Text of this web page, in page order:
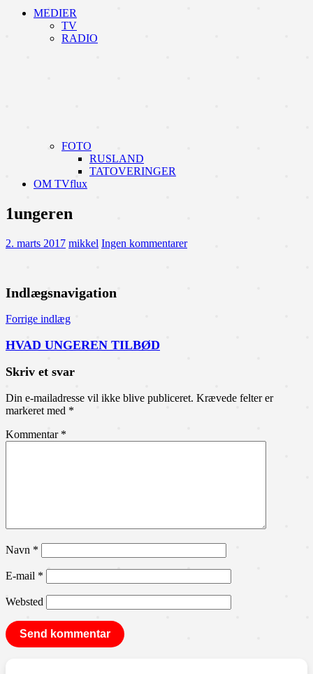
MEDIER
TV
RADIO
FOTO
RUSLAND
TATOVERINGER
OM TVflux
1ungeren
2. marts 2017 mikkel Ingen kommentarer
Indlægsnavigation
Forrige indlæg
HVAD UNGEREN TILBØD
Skriv et svar
Din e-mailadresse vil ikke blive publiceret. Krævede felter er
markeret med *
Kommentar *
Navn *
E-mail *
Websted